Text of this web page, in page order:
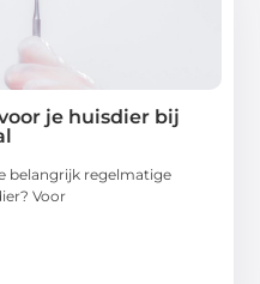
je huisdier bij
belangrijk regelmatige
Voor